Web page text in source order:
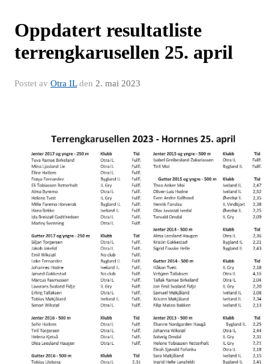
Oppdatert resultatliste
terrengkarusellen 25. april
Postet av Otra ILden 2. mai 2023